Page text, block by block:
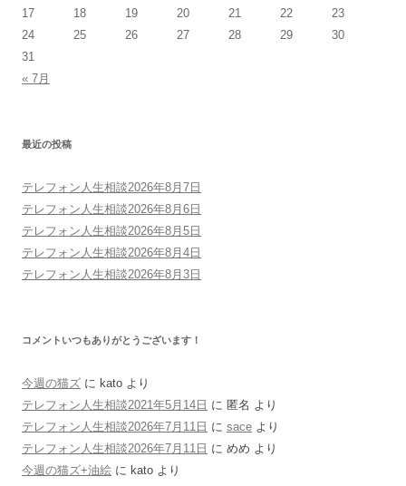
17
18 19 20 21 22
23
24
25 26 27 28 29
30
31
« 7月
最近の投稿
テレフォン人生相談2026年8月7日
テレフォン人生相談2026年8月6日
テレフォン人生相談2026年8月5日
テレフォン人生相談2026年8月4日
テレフォン人生相談2026年8月3日
コメントいつもありがとうございます！
今週の猫ズ に kato より
テレフォン人生相談2021年5月14日 に 匿名 より
テレフォン人生相談2026年7月11日 に sace より
テレフォン人生相談2026年7月11日 に めめ より
今週の猫ズ+油絵 に kato より